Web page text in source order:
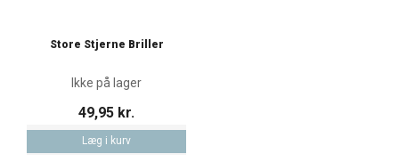
Store Stjerne Briller
Ikke på lager
49,95 kr.
Læg i kurv